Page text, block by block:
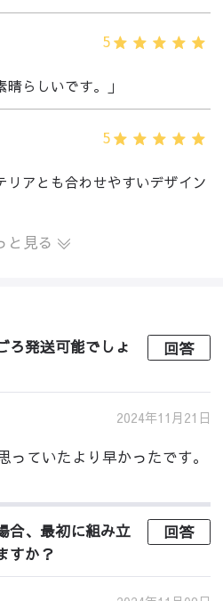
5
晴らしいです。」
5
リアとも合わせやすいデザイン
と見る
ろ発送可能でしょ
回答
2024年11月21日
ていたより早かったです。
合、最初に組み立
すか？
回答